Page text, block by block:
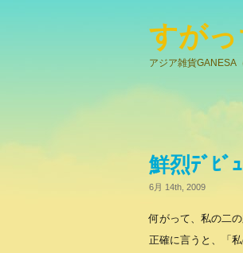
すが
アジア雑貨GANESA
鮮烈ﾃﾞﾋﾞ
6月 14th, 2009
何がって、私の二の
正確に言うと、「